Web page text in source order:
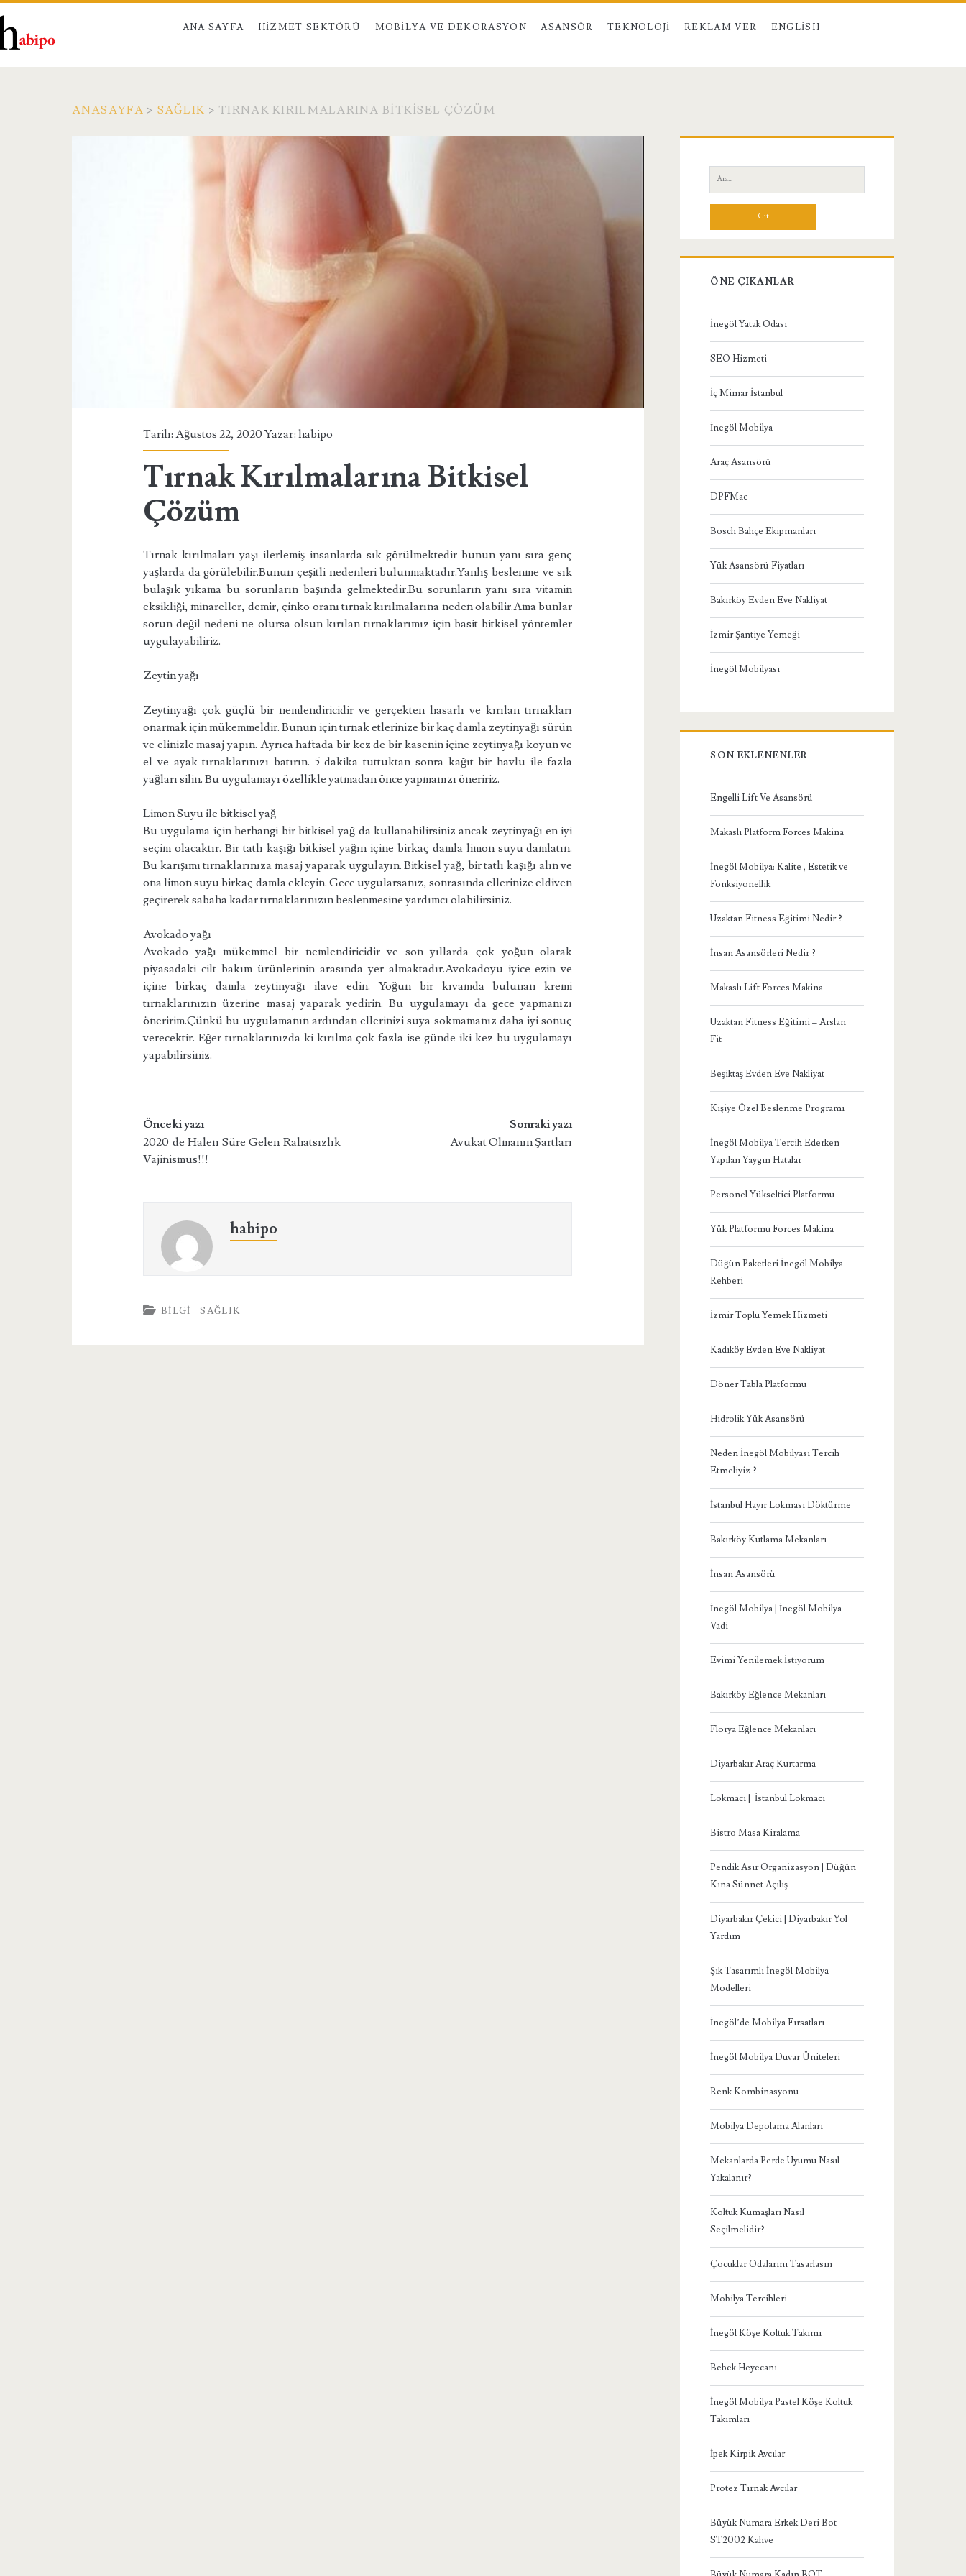
ANA SAYFA HIZMET SEKTÖRÜ MOBILYA VE DEKORASYON ASANSÖR TEKNOLOJI REKLAM VER ENGLISH
ANASAYFA > SAĞLIK > TIRNAK KIRILMALARINA BITKISEL ÇÖZÜM
Tarih: Ağustos 22, 2020 Yazar:habipo
Tırnak Kırılmalarına Bitkisel
Çözüm
Tırnak kırılmaları yaşı ilerlemiş insanlarda sık görülmektedir bunun yanı sıra genç
yaşlarda da görülebilir.Bunun çeşitli nedenleri bulunmaktadır.Yanlış beslenme ve sık
bulaşık yıkama bu sorunların başında gelmektedir.Bu sorunların yanı sıra vitamin
eksikliği, minareller, demir, çinko oranı tırnak kırılmalarına neden olabilir.Ama bunlar
sorun değil nedeni ne olursa olsun kırılan tırnaklarımız için basit bitkisel yöntemler
uygulayabiliriz.
Zeytin yağı
Zeytinyağı çok güçlü bir nemlendiricidir ve gerçekten hasarlı ve kırılan tırnakları
onarmak için mükemmeldir. Bunun için tırnak etlerinize bir kaç damla zeytinyağı sürün
ve elinizle masaj yapın. Ayrıca haftada bir kez de bir kasenin içine zeytinyağı koyun ve
el ve ayak tırnaklarınızı batırın. 5 dakika tuttuktan sonra kağıt bir havlu ile fazla
yağları silin. Bu uygulamayı özellikle yatmadan önce yapmanızı öneririz.
Limon Suyu ile bitkisel yağ
Bu uygulama için herhangi bir bitkisel yağ da kullanabilirsiniz ancak zeytinyağı en iyi
seçim olacaktır. Bir tatlı kaşığı bitkisel yağın içine birkaç damla limon suyu damlatın.
Bu karışımı tırnaklarınıza masaj yaparak uygulayın. Bitkisel yağ, bir tatlı kaşığı alın ve
ona limon suyu birkaç damla ekleyin. Gece uygularsanız, sonrasında ellerinize eldiven
geçirerek sabaha kadar tırnaklarınızın beslenmesine yardımcı olabilirsiniz.
Avokado yağı
Avokado yağı mükemmel bir nemlendiricidir ve son yıllarda çok yoğun olarak
piyasadaki cilt bakım ürünlerinin arasında yer almaktadır.Avokadoyu iyice ezin ve
içine birkaç damla zeytinyağı ilave edin. Yoğun bir kıvamda bulunan kremi
tırnaklarınızın üzerine masaj yaparak yedirin. Bu uygulamayı da gece yapmanızı
öneririm.Çünkü bu uygulamanın ardından ellerinizi suya sokmamanız daha iyi sonuç
verecektir. Eğer tırnaklarınızda ki kırılma çok fazla ise günde iki kez bu uygulamayı
yapabilirsiniz.
Önceki yazı
2020 de Halen Süre Gelen Rahatsızlık
Vajinismus!!!
Sonraki yazı
Avukat Olmanın Şartları
habipo
BILGI SAĞLIK
Yan
Menü
Ara:
ÖNE ÇIKANLAR
İnegöl Yatak Odası
SEO Hizmeti
İç Mimar İstanbul
İnegöl Mobilya
Araç Asansörü
DPFMac
Bosch Bahçe Ekipmanları
Yük Asansörü Fiyatları
Bakırköy Evden Eve Nakliyat
İzmir Şantiye Yemeği
İnegöl Mobilyası
SON EKLENENLER
Engelli Lift Ve Asansörü
Makaslı Platform Forces Makina
İnegöl Mobilya: Kalite , Estetik ve
Fonksiyonellik
Uzaktan Fitness Eğitimi Nedir ?
İnsan Asansörleri Nedir ?
Makaslı Lift Forces Makina
Uzaktan Fitness Eğitimi – Arslan
Fit
Beşiktaş Evden Eve Nakliyat
Kişiye Özel Beslenme Programı
İnegöl Mobilya Tercih Ederken
Yapılan Yaygın Hatalar
Personel Yükseltici Platformu
Yük Platformu Forces Makina
Düğün Paketleri İnegöl Mobilya
Rehberi
İzmir Toplu Yemek Hizmeti
Kadıköy Evden Eve Nakliyat
Döner Tabla Platformu
Hidrolik Yük Asansörü
Neden İnegöl Mobilyası Tercih
Etmeliyiz ?
İstanbul Hayır Lokması Döktürme
Bakırköy Kutlama Mekanları
İnsan Asansörü
İnegöl Mobilya | İnegöl Mobilya
Vadi
Evimi Yenilemek İstiyorum
Bakırköy Eğlence Mekanları
Florya Eğlence Mekanları
Diyarbakır Araç Kurtarma
Lokmacı | İstanbul Lokmacı
Bistro Masa Kiralama
Pendik Asır Organizasyon | Düğün
Kına Sünnet Açılış
Diyarbakır Çekici | Diyarbakır Yol
Yardım
Şık Tasarımlı İnegöl Mobilya
Modelleri
İnegöl’de Mobilya Fırsatları
İnegöl Mobilya Duvar Üniteleri
Renk Kombinasyonu
Mobilya Depolama Alanları
Mekanlarda Perde Uyumu Nasıl
Yakalanır?
Koltuk Kumaşları Nasıl
Seçilmelidir?
Çocuklar Odalarını Tasarlasın
Mobilya Tercihleri
İnegöl Köşe Koltuk Takımı
Bebek Heyecanı
İnegöl Mobilya Pastel Köşe Koltuk
Takımları
İpek Kirpik Avcılar
Protez Tırnak Avcılar
Büyük Numara Erkek Deri Bot –
ST2002 Kahve